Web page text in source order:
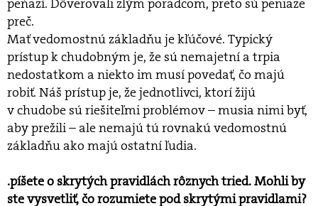
peňazí. Dôverovali zlým poradcom, preto sú peniaze
preč.
Mať vedomostnú základňu je kľúčové. Typický
prístup k chudobným je, že sú nemajetní a trpia
nedostatkom a niekto im musí povedať, čo majú
robiť. Náš prístup je, že jednotlivci, ktorí žijú
v chudobe sú riešiteľmi problémov – musia nimi byť,
aby prežili – ale nemajú tú rovnakú vedomostnú
základňu ako majú ostatní ľudia.
.píšete o skrytých pravidlách rôznych tried. Mohli by
ste vysvetliť, čo rozumiete pod skrytými pravidlami?